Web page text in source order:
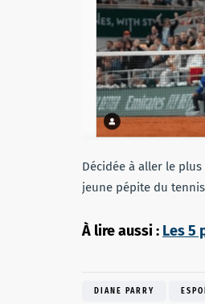
Décidée à aller le
jeune pépite du
À lire aussi : Les 5
DIANE PARRY